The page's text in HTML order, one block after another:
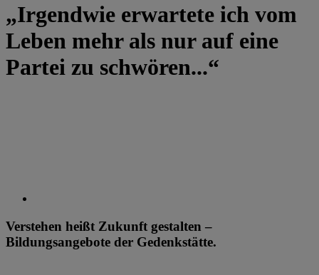
„Irgendwie erwartete ich vom
Leben mehr als nur auf eine
Partei zu schwören...“
Verstehen heißt Zukunft gestalten –
Bildungsangebote der Gedenkstätte.